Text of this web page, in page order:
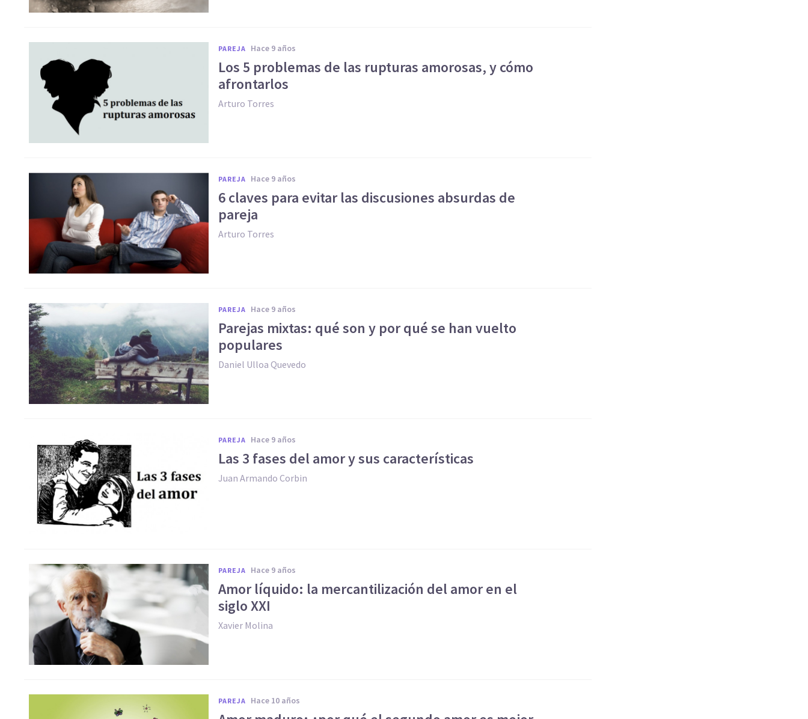
PAREJA hace 9 años
Los 5 problemas de las rupturas amorosas, y cómo
afrontarlos
Arturo Torres
PAREJA hace 9 años
6 claves para evitar las discusiones absurdas de
pareja
Arturo Torres
PAREJA hace 9 años
Parejas mixtas: qué son y por qué se han vuelto
populares
Daniel Ulloa Quevedo
PAREJA hace 9 años
​Las 3 fases del amor y sus características
Juan Armando Corbin
PAREJA hace 9 años
Amor líquido: la mercantilización del amor en el
siglo XXI
Xavier Molina
PAREJA hace 10 años